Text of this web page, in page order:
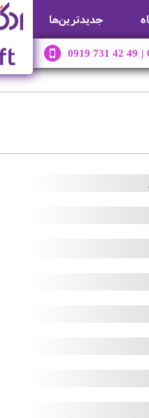
جديدترين‌ها
0919 731 42 49 |